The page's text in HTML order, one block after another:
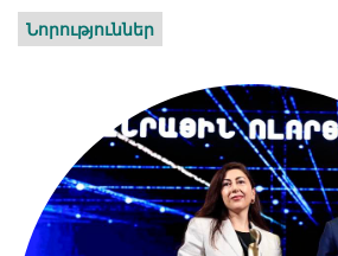
Նորություններ